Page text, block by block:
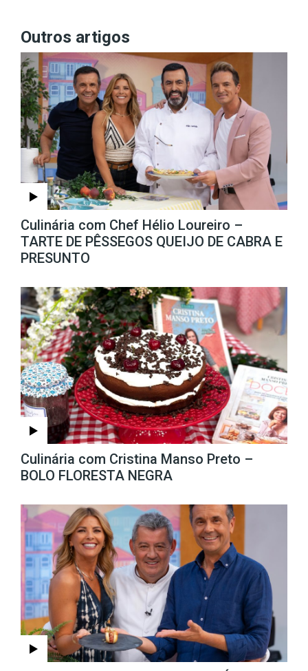
Outros artigos
Culinária com Chef Hélio Loureiro –
TARTE DE PÊSSEGOS QUEIJO DE CABRA E
PRESUNTO
Culinária com Cristina Manso Preto –
BOLO FLORESTA NEGRA